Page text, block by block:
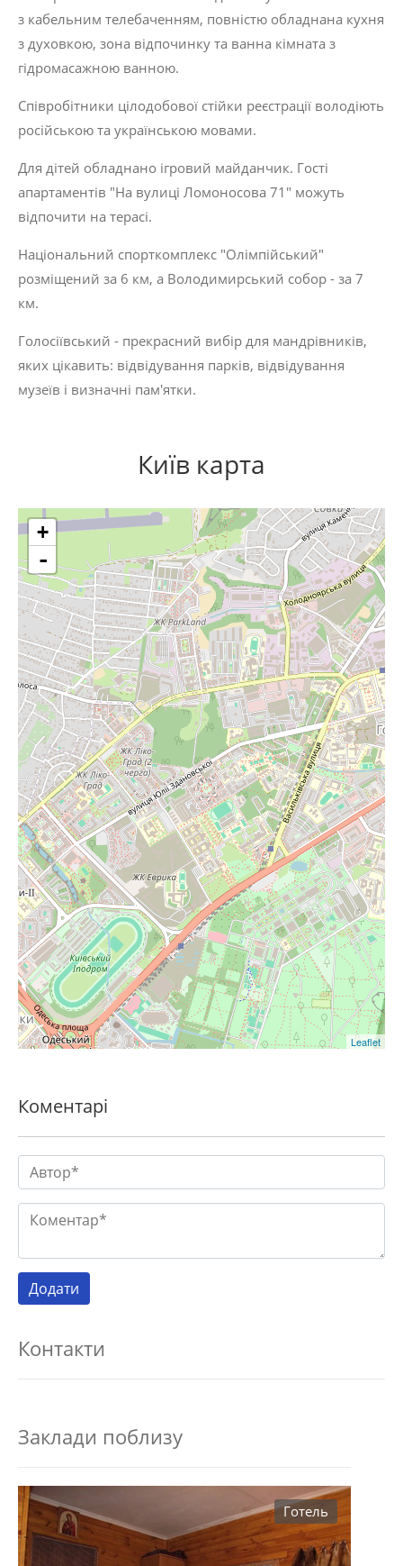
з кабельним телебаченням, повністю обладнана кухня
з духовкою, зона відпочинку та ванна кімната з
гідромасажною ванною.
Співробітники цілодобової стійки реєстрації володіють
російською та українською мовами.
Для дітей обладнано ігровий майданчик. Гості
апартаментів "На вулиці Ломоносова 71" можуть
відпочити на терасі.
Національний спорткомплекс "Олімпійський"
розміщений за 6 км, а Володимирський собор - за 7
км.
Голосіївський - прекрасний вибір для мандрівників,
яких цікавить: відвідування парків, відвідування
музеїв і визначні пам'ятки.
Київ карта
+
-
Leaflet
Коментарі
Контакти
Заклади поблизу
Готель